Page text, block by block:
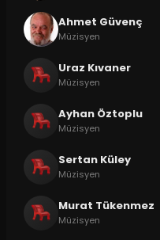
Ahmet Güvenç
Müzisyen
Uraz Kıvaner
Müzisyen
Ayhan Öztoplu
Müzisyen
Sertan Küley
Müzisyen
Murat Tükenmez
Müzisyen